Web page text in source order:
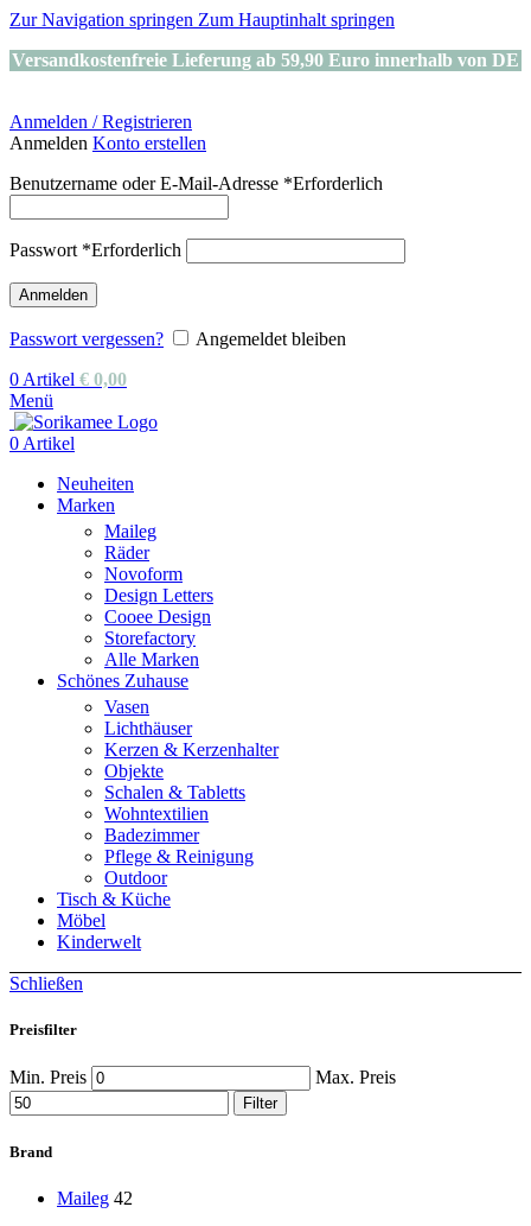
Zur Navigation springen Zum Hauptinhalt springen
Versandkostenfreie Lieferung ab 59,90 Euro innerhalb von DE
Anmelden / Registrieren
Anmelden Konto erstellen
Benutzername oder E-Mail-Adresse *Erforderlich
Passwort *Erforderlich
Anmelden
Passwort vergessen?
Angemeldet bleiben
0 Artikel € 0,00
Menü
0 Artikel
Neuheiten
Marken
Maileg
Räder
Novoform
Design Letters
Cooee Design
Storefactory
Alle Marken
Schönes Zuhause
Vasen
Lichthäuser
Kerzen & Kerzenhalter
Objekte
Schalen & Tabletts
Wohntextilien
Badezimmer
Pflege & Reinigung
Outdoor
Tisch & Küche
Möbel
Kinderwelt
Schließen
Preisfilter
Min. Preis Max. Preis
Filter
Brand
Maileg 42